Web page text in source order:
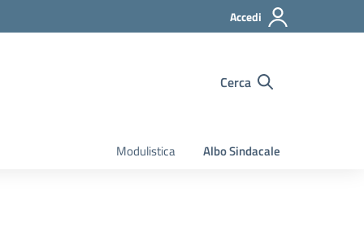
Accedi
Cerca
Modulistica Albo Sindacale